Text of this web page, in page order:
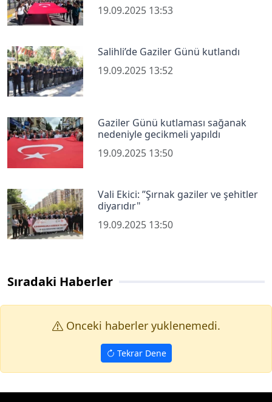
19.09.2025 13:53
Salihli’de Gaziler Günü kutlandı
19.09.2025 13:52
Gaziler Günü kutlaması sağanak
nedeniyle gecikmeli yapıldı
19.09.2025 13:50
Vali Ekici: ’’Şırnak gaziler ve şehitler
diyarıdır"
19.09.2025 13:50
Sıradaki Haberler
Onceki haberler yuklenemedi.
Tekrar Dene